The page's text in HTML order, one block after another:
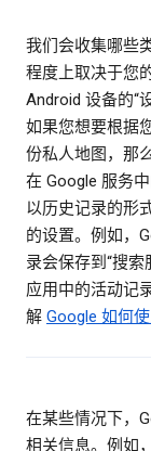
我们会收集哪些
程度上取决于您
Android 设备的“
如果您想要根据
份私人地图，那
在 Google 服务
以历史记录的形
的设置。例如，
录会保存到“搜
应用中的活动记
解 Google 如何
在某些情况下，
相关信息。例如